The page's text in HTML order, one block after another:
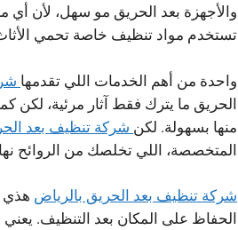
والأجهزة بعد الحريق مو سهل، لأن
تستخدم مواد تنظيف خاصة تحمي
واحدة من أهم الخدمات اللي تقدمها
الحريق ما يترك فقط آثار مرئية، لكن
منها بسهولة. لكن شركة تنظيف بعد
المتخصصة، اللي تخلصك من الروائح
شركة تنظيف بعد الحريق بالرياض هذي
الحفاظ على المكان بعد التنظيف. يعني